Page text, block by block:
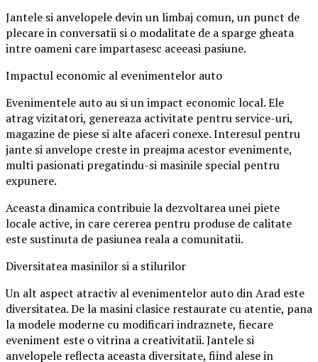
Jantele si anvelopele devin un limbaj comun, un punct de
plecare in conversatii si o modalitate de a sparge gheata
intre oameni care impartasesc aceeasi pasiune.
Impactul economic al evenimentelor auto
Evenimentele auto au si un impact economic local. Ele
atrag vizitatori, genereaza activitate pentru service-uri,
magazine de piese si alte afaceri conexe. Interesul pentru
jante si anvelope creste in preajma acestor evenimente,
multi pasionati pregatindu-si masinile special pentru
expunere.
Aceasta dinamica contribuie la dezvoltarea unei piete
locale active, in care cererea pentru produse de calitate
este sustinuta de pasiunea reala a comunitatii.
Diversitatea masinilor si a stilurilor
Un alt aspect atractiv al evenimentelor auto din Arad este
diversitatea. De la masini clasice restaurate cu atentie, pana
la modele moderne cu modificari indraznete, fiecare
eveniment este o vitrina a creativitatii. Jantele si
anvelopele reflecta aceasta diversitate, fiind alese in